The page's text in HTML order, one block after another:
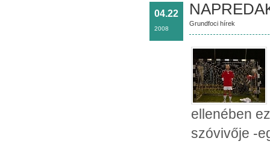
04.22
2008
Grundfoci hírek
ellenében
szóvivője -